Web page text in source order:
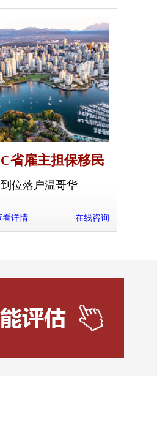
省雇主担保移民
位落户温哥华
看详情 在线咨询